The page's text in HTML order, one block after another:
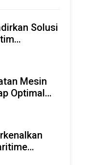
Solusi
AI &
2026
Mesin
Optimal
AI dan